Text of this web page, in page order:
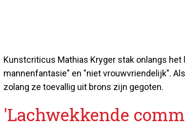
Kunstcriticus Mathias Kryger stak onlangs
mannenfantasie" en "niet vrouwvriendelijk".
zolang ze toevallig uit brons zijn gegoten.
'Lachwekkende